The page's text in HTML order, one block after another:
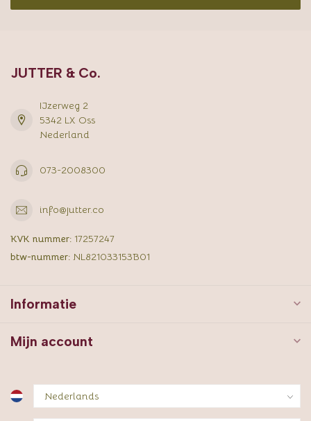
JUTTER & Co.
IJzerweg 2
5342 LX Oss
Nederland
073-2008300
info@jutter.co
KVK nummer: 17257247
btw-nummer: NL821033153B01
Informatie
Mijn account